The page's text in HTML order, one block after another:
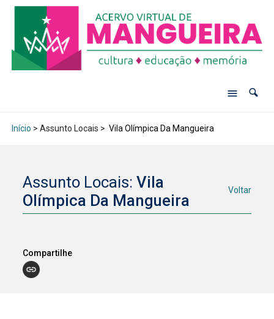
Início > Assunto Locais > Vila Olímpica Da Mangueira
Assunto Locais:Vila
Olímpica Da Mangueira
Voltar
Compartilhe